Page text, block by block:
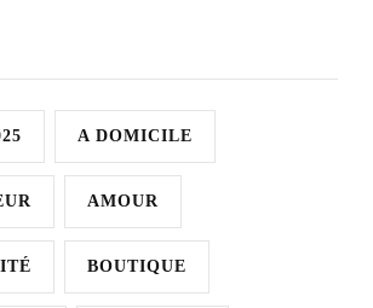
A DOMICILE
AMOUR
BOUTIQUE